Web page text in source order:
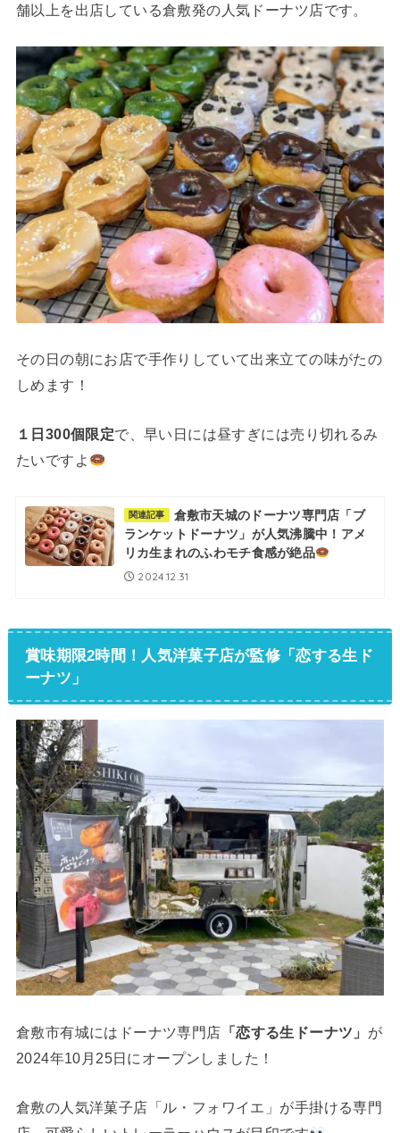
舗以上を出店している倉敷発の人気ドーナツ店です。
その日の朝にお店で手作りしていて出来立ての味がたの
しめます！
１日300個限定で、早い日には昼すぎには売り切れるみ
たいですよ
関連記事
倉敷市天城のドーナツ専門店「ブ
ランケットドーナツ」が人気沸騰中！アメ
リカ生まれのふわモチ食感が絶品
2024.12.31
賞味期限2時間！人気洋菓子店が監修「恋する生ド
ーナツ」
倉敷市有城にはドーナツ専門店 「恋する生ドーナツ」 が
2024年10月25日にオープンしました！
倉敷の人気洋菓子店「ル・フォワイエ」が手掛ける専門